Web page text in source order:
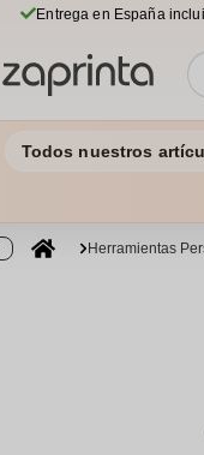
Entrega en España
Todos nuestros
Herramientas